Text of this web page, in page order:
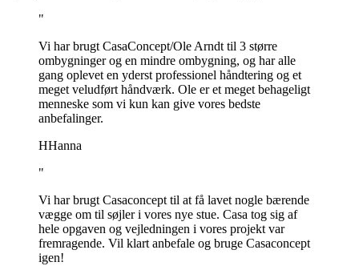
"
Vi har brugt CasaConcept/Ole Arndt til 3 større
ombygninger og en mindre ombygning, og har alle
gang oplevet en yderst professionel håndtering og et
meget veludført håndværk. Ole er et meget behageligt
menneske som vi kun kan give vores bedste
anbefalinger.
HHanna
"
Vi har brugt Casaconcept til at få lavet nogle bærende
vægge om til søjler i vores nye stue. Casa tog sig af
hele opgaven og vejledningen i vores projekt var
fremragende. Vil klart anbefale og bruge Casaconcept
igen!